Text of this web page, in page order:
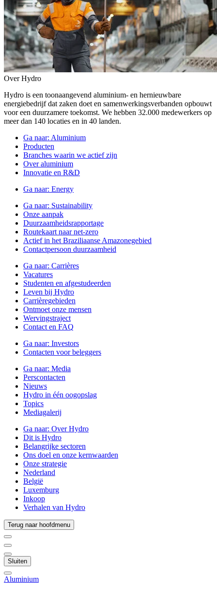
Over Hydro
Hydro is een toonaangevend aluminium- en hernieuwbare
energiebedrijf dat zaken doet en samenwerkingsverbanden opbouwt
voor een duurzamere toekomst. We hebben 32.000 medewerkers op
meer dan 140 locaties en in 40 landen.
Ga naar: Aluminium
Producten
Branches waarin we actief zijn
Over aluminium
Innovatie en R&D
Ga naar: Energy
Ga naar: Sustainability
Onze aanpak
Duurzaamheidsrapportage
Routekaart naar net-zero
Actief in het Braziliaanse Amazonegebied
Contactpersoon duurzaamheid
Ga naar: Carrières
Vacatures
Studenten en afgestudeerden
Leven bij Hydro
Carrièregebieden
Ontmoet onze mensen
Wervingstraject
Contact en FAQ
Ga naar: Investors
Contacten voor beleggers
Ga naar: Media
Perscontacten
Nieuws
Hydro in één oogopslag
Topics
Mediagalerij
Ga naar: Over Hydro
Dit is Hydro
Belangrijke sectoren
Ons doel en onze kernwaarden
Onze strategie
Nederland
België
Luxemburg
Inkoop
Verhalen van Hydro
Terug naar hoofdmenu
Sluiten
Aluminium